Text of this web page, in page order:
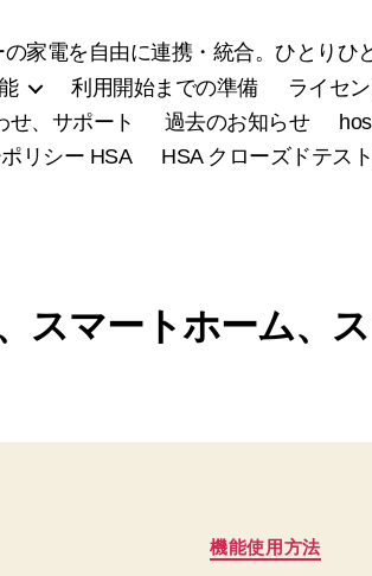
家電を自由に連携・統合。ひとりひ
利用開始までの準備 ライセ
せ、サポート
過去のお知らせ
リシー HSA
HSA クローズドテス
スマートホーム、
カ
テ
機能使用方法